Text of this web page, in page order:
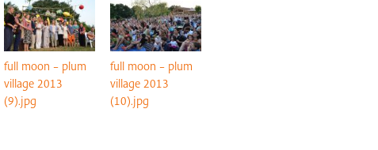
full moon – plum
village 2013
(9).jpg
full moon – plum
village 2013
(10).jpg